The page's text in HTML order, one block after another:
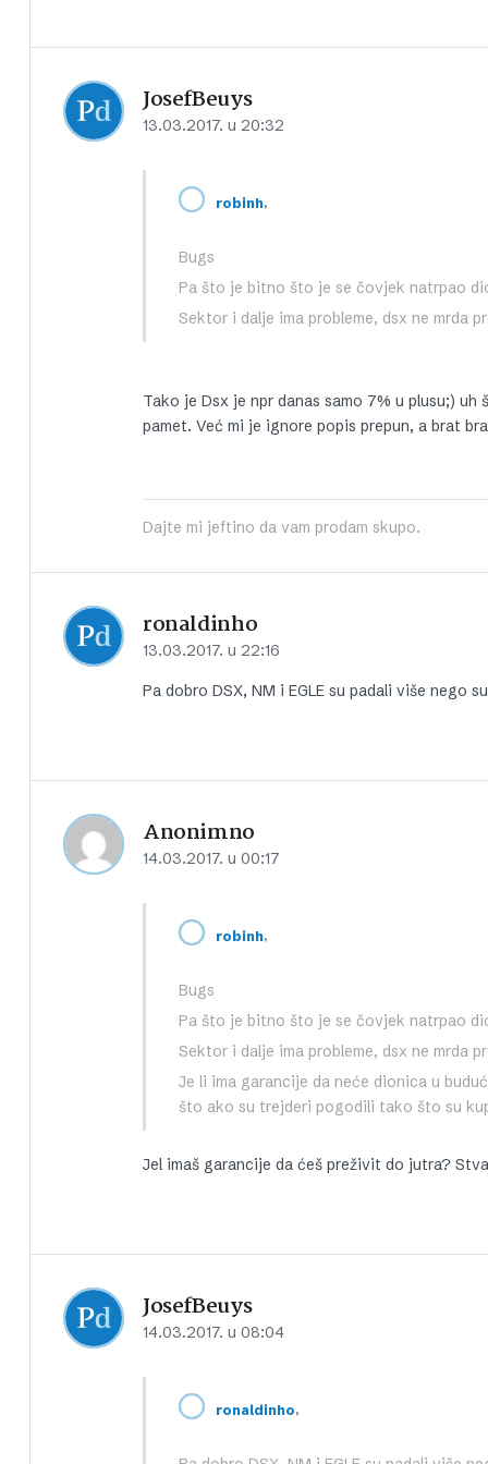
JosefBeuys
13.03.2017. u 20:32
robinh,
Bugs
Pa što je bitno što je se čovjek natrpao
Sektor i dalje ima probleme, dsx ne mrda
Tako je Dsx je npr danas samo 7% u plusu;)
pamet. Već mi je ignore popis prepun, a brat
Dajte mi jeftino da vam prodam skupo.
ronaldinho
13.03.2017. u 22:16
Pa dobro DSX, NM i EGLE su padali više
Anonimno
14.03.2017. u 00:17
robinh,
Bugs
Pa što je bitno što je se čovjek natrpao
Sektor i dalje ima probleme, dsx ne mrda
Je li ima garancije da neće dionica u
što ako su trejderi pogodili tako što su
Jel imaš garancije da ćeš preživit do jutra?
JosefBeuys
14.03.2017. u 08:04
ronaldinho,